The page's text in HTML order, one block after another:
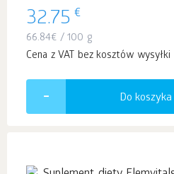
32.75 €
66.84€ / 100 g
Cena z VAT bez kosztów wysyłki
Do koszyka